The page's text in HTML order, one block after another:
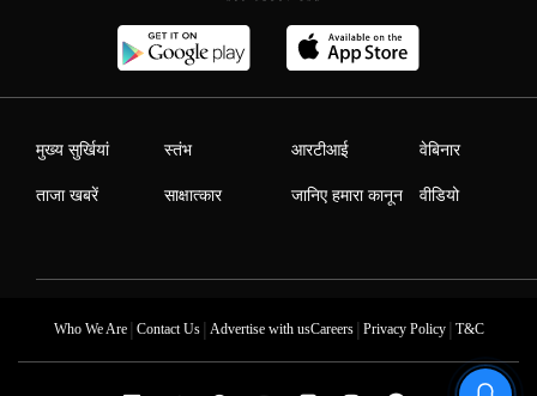
मुख्य सुर्खियां
ताजा खबरें
स्तंभ
साक्षात्कार
आरटीआई
जानिए हमारा कानून
वेबिनार
वीडियो
Who We Are| Contact Us| Advertise with usCareers| Privacy Policy| T&C